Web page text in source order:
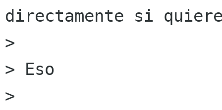
directamente si
>
> Eso
>